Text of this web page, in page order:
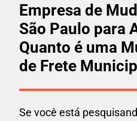
Empresa de
São Paulo para
Quanto é uma
de Frete
Se você está